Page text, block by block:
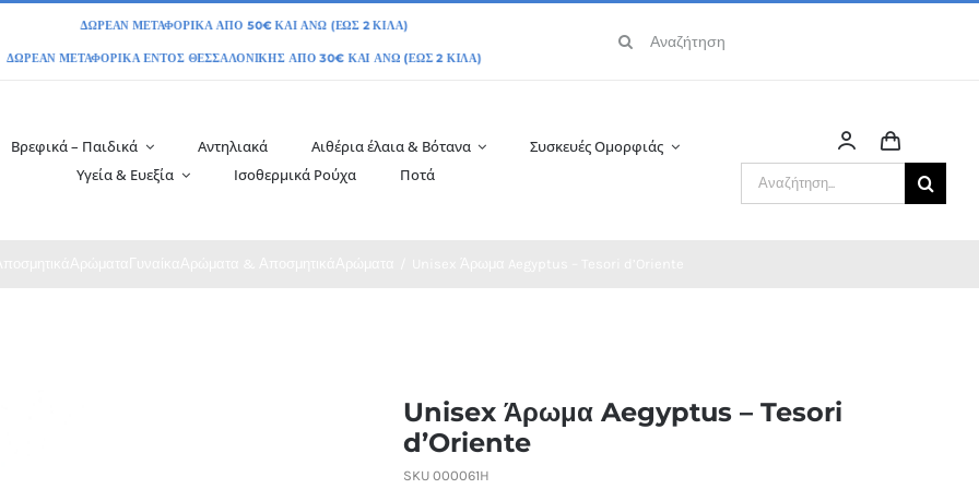
Αναζήτηση
Βρεφικά – Παιδικά Αντηλιακά Αιθέρια έλαια & Βότανα
Συσκευές Ομορφιάς
Υγεία & Ευεξία
Ισοθερμικά Ρούχα Ποτά
Αναζήτηση
για:
Unisex Άρωμα Aegyptus – Tesori
d’Oriente
SKU000061H